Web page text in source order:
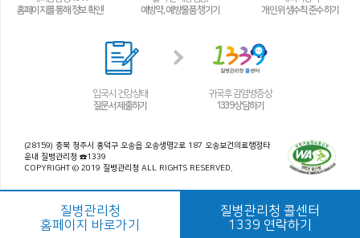
홈페이지를 통해 정보 확인!
예방약, 예방물품 챙기기
개인 위생수칙 준수하기
입국 시 건강상태
질문서 제출하기
귀국 후 감염병 증상
1339 상담하기
(28159) 충북 청주시 흥덕구 오송읍 오송생명2로 187 오송보건의료행정타
운내 질병관리청 ☎1339
COPYRIGHT © 2019 질병관리청 ALL RIGHTS RESERVED.
질병관리청
홈페이지 바로가기
질병관리청 콜센터
1339 연락하기